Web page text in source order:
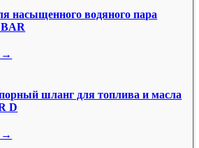
насыщенного водяного пара
→
шланг для топлива и масла
D
→